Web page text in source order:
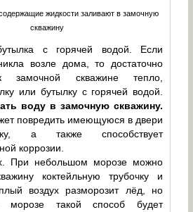
жидкости заливают в замочную
скважину
с горячей водой. Если
возле дома, то достаточно
замочной скважине тепло,
или бутылку с горячей водой.
воду в замочную скважину.
повредить имеющуюся в двери
а также способствует
коррозии.
При небольшом морозе можно
коктейльную трубочку и
воздух разморозит лёд, но
морозе такой способ будет